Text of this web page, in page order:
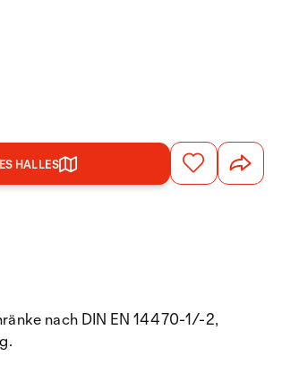
HALLES
nach DIN EN 14470-1/-2,